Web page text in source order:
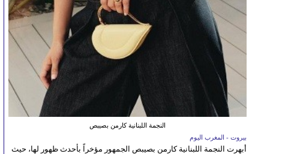
النجمة اللبنانية كارمن بصيبص
بيروت - المغرب اليوم
أبهرت النجمة اللبنانية كارمن بصيبص الجمهور مؤخراً بأحدث ظهور لها، حيث